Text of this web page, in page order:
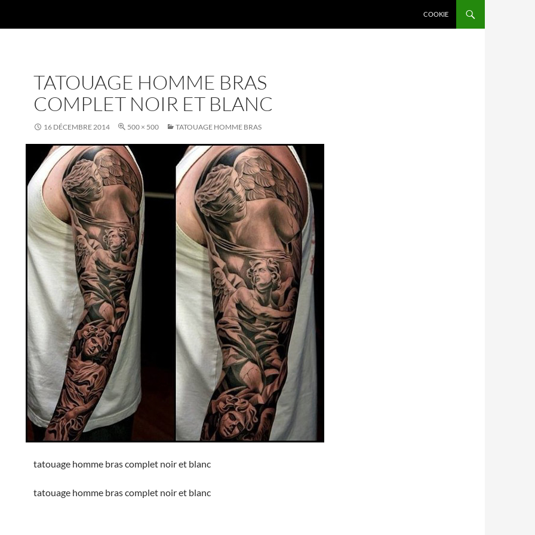
COOKIE
TATOUAGE HOMME BRAS
COMPLET NOIR ET BLANC
16 DÉCEMBRE 2014 500 × 500 TATOUAGE HOMME BRAS
tatouage homme bras complet noir et blanc
tatouage homme bras complet noir et blanc